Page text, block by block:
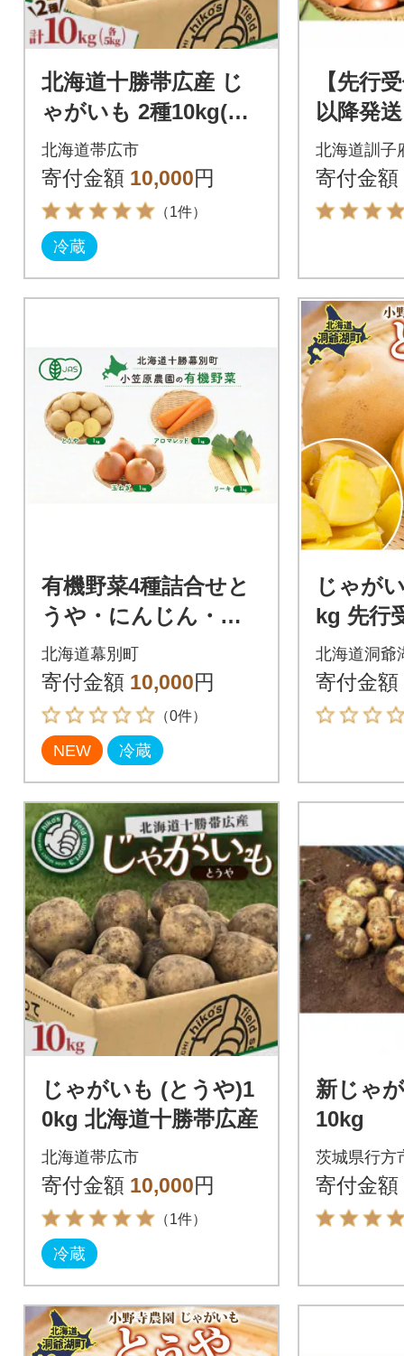
北海道十勝帯広産 じ
ゃがいも 2種10kg(メ
ークイン とうや )
北海道帯広市
寄付金額 10,000円
（1件）
冷蔵
【先行
以降発
じゃが
や」5kg
ット
北海道訓子
寄付金額
有機野菜4種詰合せと
うや・にんじん・玉
ねぎ・リーキ 各1kg
《秋出荷先行予約》[5
3691413]
北海道幕別町
寄付金額 10,000円
（0件）
NEW 冷蔵
じゃが
kg 先行
北海道
9月下旬
北海道洞爺
寄付金額
じゃがいも (とうや)1
0kg 北海道十勝帯広産
北海道帯広市
寄付金額 10,000円
（1件）
冷蔵
新じゃ
10kg
茨城県行方
寄付金額